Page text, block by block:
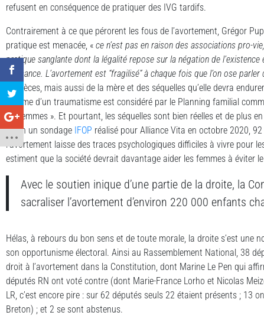
refusent en conséquence de pratiquer des IVG tardifs.
Contrairement à ce que pérorent les fous de l’avortement, Grégor
pratique est menacée, « ce n’est pas en raison des associations pro-
pratique sanglante dont la légalité repose sur la négation de
naissance. L’avortement est “fragilisé” à chaque fois que l’on ose parler
en pièces, mais aussi de la mère et des séquelles qu’elle devra
comme d’un traumatisme est considéré par le Planning familial
les femmes ». Et pourtant, les séquelles sont bien réelles et de plus
Selon un sondage IFOP réalisé pour Alliance Vita en octobre 2020,
l’avortement laisse des traces psychologiques difficiles à vivre pour
estiment que la société devrait davantage aider les femmes à éviter le
Avec le soutien inique d’une partie de la droite, la
sacraliser l’avortement d’environ 220 000 enfants
Hélas, à rebours du bon sens et de toute morale, la droite s’est une
son opportunisme électoral. Ainsi au Rassemblement National, 38
droit à l’avortement dans la Constitution, dont Marine Le Pen qui
députés RN ont voté contre (dont Marie-France Lorho et Nicolas
LR, c’est encore pire : sur 62 députés seuls 22 étaient présents ; 13
Breton) ; et 2 se sont abstenus.